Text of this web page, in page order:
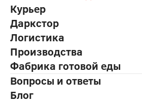
Курьер
Даркстор
Логистика
Производства
Фабрика готовой еды
Вопросы и ответы
Блог